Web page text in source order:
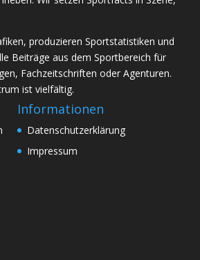
produzieren Sportstatistiken und
Beiträge aus dem Sportbereich für
Fachzeitschriften oder Agenturen.
ist vielfältig.
Informationen
Datenschutzerklärung
Impressum